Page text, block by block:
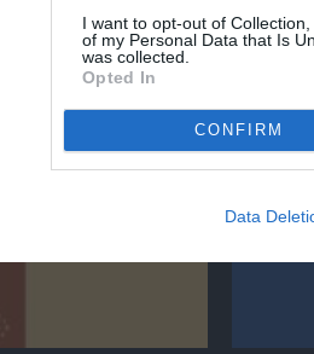
I want to opt-out of
of my Personal Data that Is
was collected.
Opted In
CONFIRM
Data